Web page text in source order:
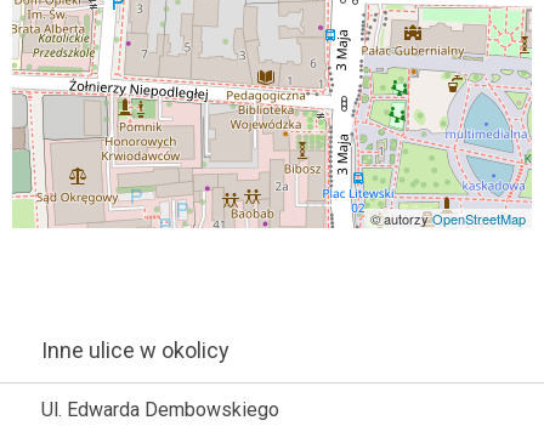
© autorzyOpenStreetMap
Inne ulice w okolicy
Ul. Edwarda Dembowskiego